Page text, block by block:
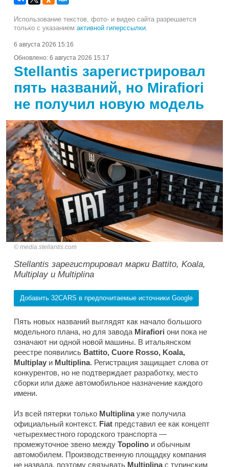
Использование текстов, фото- и видео сайта разрешается
только с указанием активной гиперссылки
6 августа 2026 15:16
Обновлено: 6 августа 2026 15:17
Stellantis зарегистрировал
пять названий, но Mirafiori
не получил новую модель
media.stellantis.com
Stellantis зарегистрировал марки Battito, Koala,
Multiplay и Multiplina
Добавить 32CARS в предпочитаемые источники Google
Пять новых названий выглядят как начало большого
модельного плана, но для завода Mirafiori они пока не
означают ни одной новой машины. В итальянском
реестре появились Battito, Cuore Rosso, Koala,
Multiplay и Multiplina. Регистрация защищает слова от
конкурентов, но не подтверждает разработку, место
сборки или даже автомобильное назначение каждого
имени.
Из всей пятерки только Multiplinaуже получила
официальный контекст. Fiat представил ее как концепт
четырехместного городского транспорта —
промежуточное звено между Topolino и обычным
автомобилем. Производственную площадку компания
не назвала, поэтому связывать Multiplinaс туринским